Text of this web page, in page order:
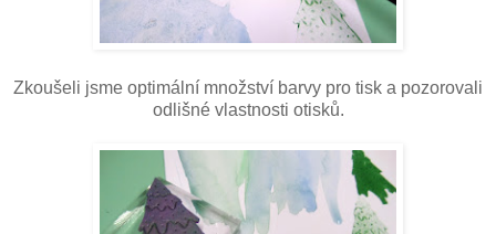
Zkoušeli jsme optimální množství barvy pro tisk a pozorovali
odlišné vlastnosti otisků.